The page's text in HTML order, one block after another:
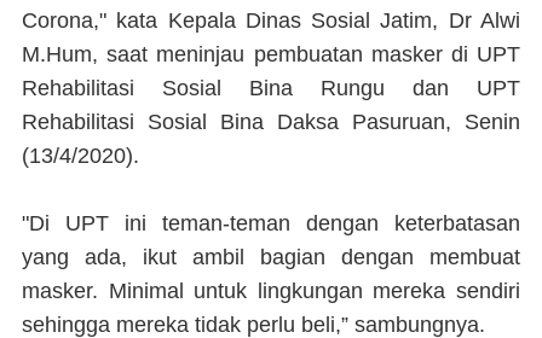
Corona," kata Kepala Dinas Sosial Jatim, Dr Alwi
M.Hum, saat meninjau pembuatan masker di UPT
Rehabilitasi Sosial Bina Rungu dan UPT
Rehabilitasi Sosial Bina Daksa Pasuruan, Senin
(13/4/2020).
"Di UPT ini teman-teman dengan keterbatasan
yang ada, ikut ambil bagian dengan membuat
masker. Minimal untuk lingkungan mereka sendiri
sehingga mereka tidak perlu beli,” sambungnya.